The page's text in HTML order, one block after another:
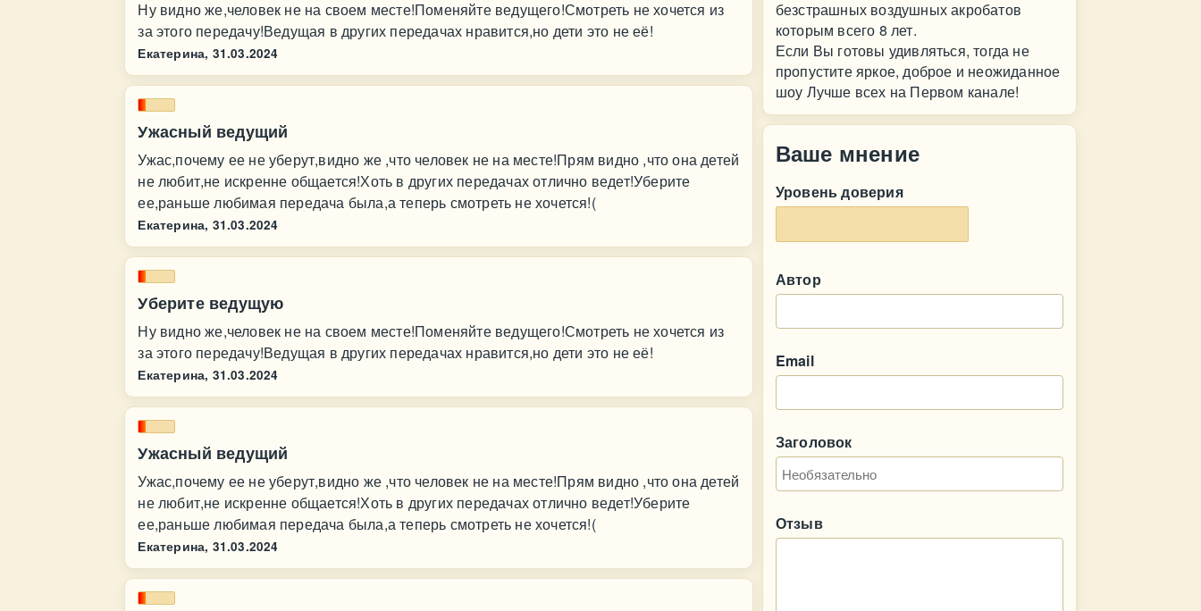
Ну видно же,человек не на своем месте!Поменяйте ведущего!Смотреть не хочется из
за этого передачу!Ведущая в других передачах нравится,но дети это не её!
Екатерина, 31.03.2024
Ужасный ведущий
Ужас,почему ее не уберут,видно же ,что человек не на месте!Прям видно ,что она детей
не любит,не искренне общается!Хоть в других передачах отлично ведет!Уберите
ее,раньше любимая передача была,а теперь смотреть не хочется!(
Екатерина, 31.03.2024
Уберите ведущую
Ну видно же,человек не на своем месте!Поменяйте ведущего!Смотреть не хочется из
за этого передачу!Ведущая в других передачах нравится,но дети это не её!
Екатерина, 31.03.2024
Ужасный ведущий
Ужас,почему ее не уберут,видно же ,что человек не на месте!Прям видно ,что она детей
не любит,не искренне общается!Хоть в других передачах отлично ведет!Уберите
ее,раньше любимая передача была,а теперь смотреть не хочется!(
Екатерина, 31.03.2024
безстрашных воздушных акробатов
которым всего 8 лет.
Если Вы готовы удивляться, тогда не
пропустите яркое, доброе и неожиданное
шоу Лучше всех на Первом канале!
Ваше мнение
Уровень доверия
Автор
Email
Заголовок
Отзыв